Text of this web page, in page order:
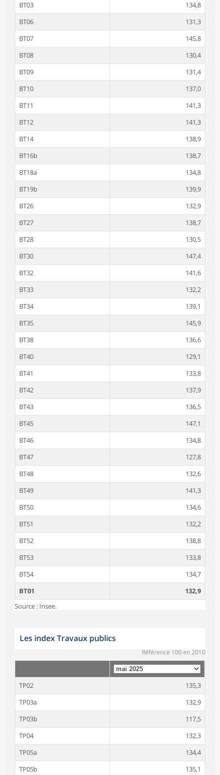
BT03
134,8
BT06
131,3
BT07
145,8
BT08
130,4
BT09
131,4
BT10
137,0
BT11
141,3
BT12
141,3
BT14
138,9
BT16b
138,7
BT18a
134,8
BT19b
139,9
BT26
132,9
BT27
138,7
BT28
130,5
BT30
147,4
BT32
141,6
BT33
132,2
BT34
139,1
BT35
145,9
BT38
136,6
BT40
129,1
BT41
133,8
BT42
137,9
BT43
136,5
BT45
147,1
BT46
134,8
BT47
127,8
BT48
132,6
BT49
141,3
BT50
134,6
BT51
132,2
BT52
138,8
BT53
133,8
BT54
134,7
BT01
132,9
Source : Insee.
Les index Travaux publics
Référence 100 en 2010
TP02
135,3
TP03a
132,9
TP03b
117,5
TP04
132,3
TP05a
134,4
TP05b
135,1